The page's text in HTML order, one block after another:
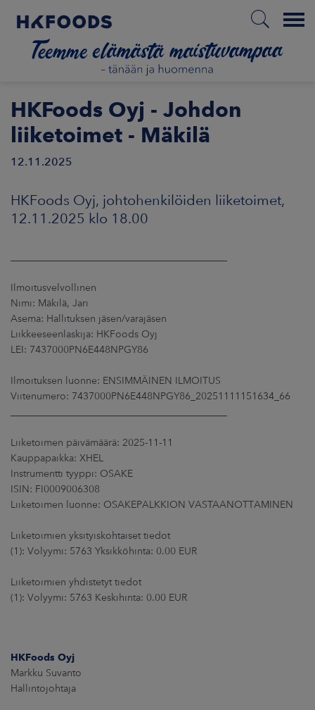
Menu
ETUSIVU
MEISTÄ
UUTISHUONE
HKFoods Oyj - Johdon
liiketoimet - Mäkilä
12.11.2025
HKFoods Oyj, johtohenkilöiden liiketoimet,
12.11.2025 klo 18.00
Ilmoitusvelvollinen
Nimi: Mäkilä, Jari
Asema: Hallituksen jäsen/varajäsen
Liikkeeseenlaskija: HKFoods Oyj
LEI: 7437000PN6E448NPGY86
Ilmoituksen luonne: ENSIMMÄINEN ILMOITUS
Viitenumero: 7437000PN6E448NPGY86_20251111151634_66
Liiketoimen päivämäärä: 2025-11-11
Kauppapaikka: XHEL
Instrumentti tyyppi: OSAKE
ISIN: FI0009006308
Liiketoimen luonne: OSAKEPALKKION VASTAANOTTAMINEN
Liiketoimien yksityiskohtaiset tiedot
(1): Volyymi: 5763 Yksikköhinta: 0.00 EUR
Liiketoimien yhdistetyt tiedot
(1): Volyymi: 5763 Keskihinta: 0.00 EUR
HKFoods Oyj
Markku Suvanto
Hallintojohtaja